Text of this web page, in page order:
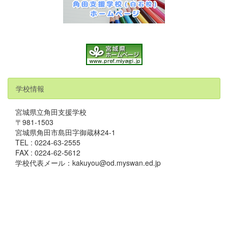
学校情報
宮城県立角田支援学校
〒981-1503
宮城県角田市島田字御蔵林24-1
TEL : 0224-63-2555
FAX : 0224-62-5612
学校代表メール：kakuyou@od.myswan.ed.jp